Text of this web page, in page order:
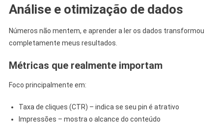
Análise e otimização de dados
Números não mentem, e aprender a ler os dados transformou
completamente meus resultados.
Métricas que realmente importam
Foco principalmente em:
Taxa de cliques (CTR) – indica se seu pin é atrativo
Impressões – mostra o alcance do conteúdo